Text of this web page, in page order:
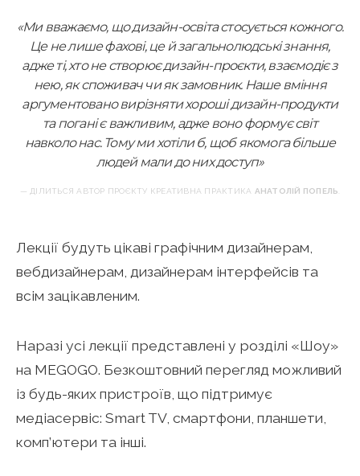
«Ми вважаємо, що дизайн-освіта стосується кожного.
Це не лише фахові, це й загальнолюдські знання,
адже ті, хто не створює дизайн-проєкти, взаємодіє з
нею, як споживач чи як замовник. Наше вміння
аргументовано вирізняти хороші дизайн-продукти
та погані є важливим, адже воно формує світ
навколо нас. Тому ми хотіли б, щоб якомога більше
людей мали до них доступ»
— ДІЛИТЬСЯ АВТОР ПРОЄКТУ КРЕАТИВНА ПРАКТИКА АНАТОЛІЙ ПОПЕЛЬ
Лекції будуть цікаві графічним дизайнерам,
вебдизайнерам, дизайнерам інтерфейсів та
всім зацікавленим.
Наразі усі лекції представлені у розділі «Шоу»
на MEGOGO. Безкоштовний перегляд можливий
із будь-яких пристроїв, що підтримує
медіасервіс: Smart TV, смартфони, планшети,
комп’ютери та інші.